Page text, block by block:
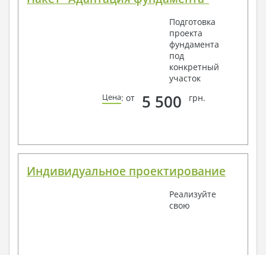
Подготовка
проекта
фундамента
под
конкретный
участок
Цена: от 5 500 грн.
Индивидуальное проектирование
Реализуйте
свою